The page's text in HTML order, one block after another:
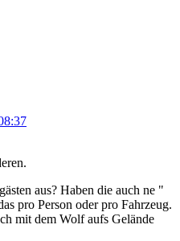
aus? Haben die auch ne "
pro Person oder pro Fahrzeug.
mit dem Wolf aufs Gelände